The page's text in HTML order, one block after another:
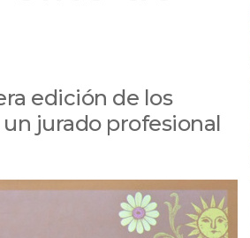
edición de los
jurado profesional